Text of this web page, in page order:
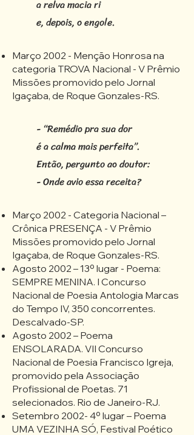
a relva macia ri
e, depois, o engole.
Março 2002 - Menção Honrosa na
categoria TROVA Nacional - V Prêmio
Missões promovido pelo Jornal
Igaçaba, de Roque Gonzales-RS.
- “Remédio pra sua dor
é a calma mais perfeita”.
Então, pergunto ao doutor:
- Onde avio essa receita?
Março 2002 - Categoria Nacional –
Crônica PRESENÇA - V Prêmio
Missões promovido pelo Jornal
Igaçaba, de Roque Gonzales-RS.
Agosto 2002 – 13º lugar - Poema:
SEMPRE MENINA. I Concurso
Nacional de Poesia Antologia Marcas
do Tempo IV, 350 concorrentes.
Descalvado-SP.
Agosto 2002 – Poema
ENSOLARADA. VII Concurso
Nacional de Poesia Francisco Igreja,
promovido pela Associação
Profissional de Poetas. 71
selecionados. Rio de Janeiro-RJ.
Setembro 2002- 4º lugar – Poema
UMA VEZINHA SÓ, Festival Poético